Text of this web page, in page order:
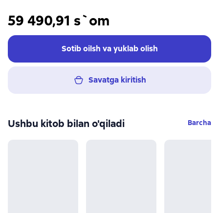
59 490,91 s`om
Sotib oilsh va yuklab olish
Savatga kiritish
Ushbu kitob bilan o'qiladi Barcha